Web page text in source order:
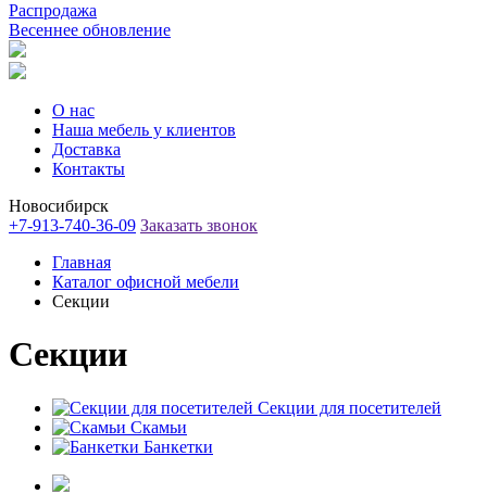
Распродажа
Весеннее обновление
О нас
Наша мебель у клиентов
Доставка
Контакты
Новосибирск
+7-913-740-36-09 Заказать звонок
Главная
Каталог офисной мебели
Секции
Секции
Секции для посетителей
Скамьи
Банкетки